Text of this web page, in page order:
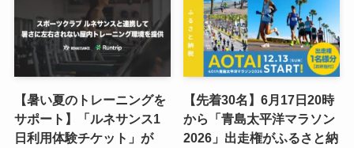
【暑い夏のトレーニングを
サポート】「ルネサンス1
日利用体験チケット」が
【先着30名】6月17日20時
から「青島太平洋マラソン
2026」出走権がふるさと納